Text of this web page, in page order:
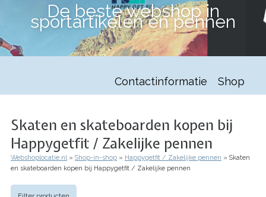
c
l
De beste webshop in
sportartikelen en pennen
Contactinformatie Shop
Skaten en skateboarden kopen bij
Happygetfit / Zakelijke pennen
Kruimelpad
Webshoplocatie.nl Shop-in-shop Happygetfit / Zakelijke pennen
Skaten
en skateboarden kopen bij Happygetfit / Zakelijke pennen